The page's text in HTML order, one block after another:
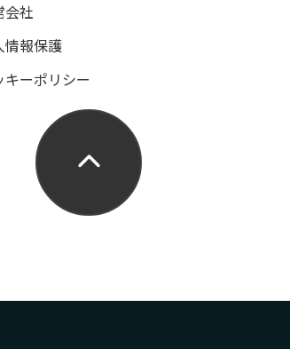
会社
情報保護
キーポリシー